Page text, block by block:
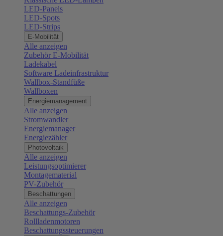
LED-Panels
LED-Spots
LED-Strips
E-Mobilität
Alle anzeigen
Zubehör E-Mobilität
Ladekabel
Software Ladeinfrastruktur
Wallbox-Standfüße
Wallboxen
Energiemanagement
Alle anzeigen
Stromwandler
Energiemanager
Energiezähler
Photovoltaik
Alle anzeigen
Leistungsoptimierer
Montagematerial
PV-Zubehör
Beschattungen
Alle anzeigen
Beschattungs-Zubehör
Rollladenmotoren
Beschattungssteuerungen